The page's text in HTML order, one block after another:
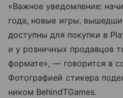
«Важное уведомление:
года, новые игры,
доступны для покупки в
и у розничных продавцов
формате», — говорится в
Фотографией стикера
ником BehindTGames.